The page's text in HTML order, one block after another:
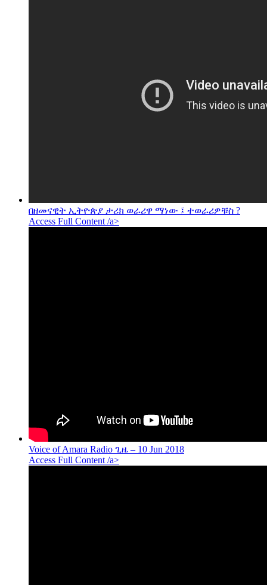
በዘመናዊት ኢትዮጵያ ታሪክ ወራሪዋ ማነው ፤ ተወራሪዎቹስ ?
Access Full Content /a>
Voice of Amara Radio ጊዜ – 10 Jun 2018
Access Full Content /a>